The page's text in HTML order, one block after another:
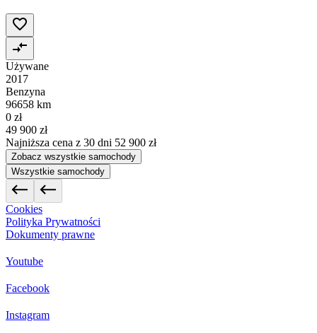
Używane
2017
Benzyna
96658 km
0 zł
49 900 zł
Najniższa cena z 30 dni 52 900 zł
Zobacz wszystkie samochody
Wszystkie samochody
Cookies
Polityka Prywatności
Dokumenty prawne
Youtube
Facebook
Instagram